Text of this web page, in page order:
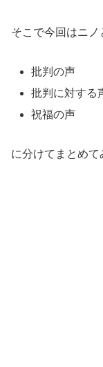
そこで今回はニ
批判の声
批判に対する
祝福の声
に分けてまとめて